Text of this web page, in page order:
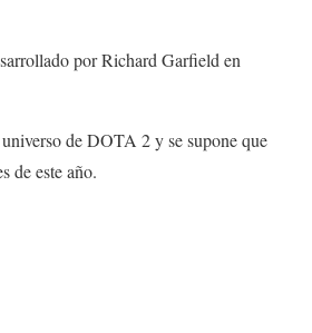
por Richard Garﬁeld en
de DOTA 2 y se supone que
de este año.